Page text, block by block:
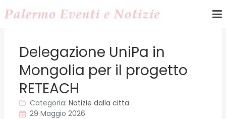
Delegazione UniPa in
Mongolia per il progetto
RETEACH
Categoria: Notizie dalla citta
29 Maggio 2026